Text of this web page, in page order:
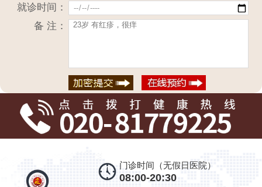
就诊时间：
备 注：
门诊时间（无假日医院）
08:00-20:30